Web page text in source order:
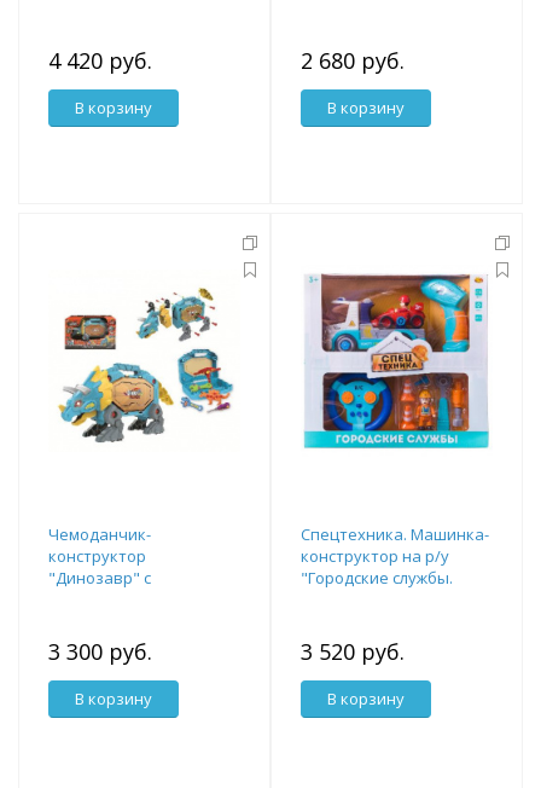
4 420 руб.
В корзину
2 680 руб.
В корзину
Чемоданчик-
конструктор
"Динозавр" с
эффектами, в коробке
3 300 руб.
В корзину
Спецтехника. Машинка-
конструктор на р/у
"Городские службы.
3 520 руб.
В корзину